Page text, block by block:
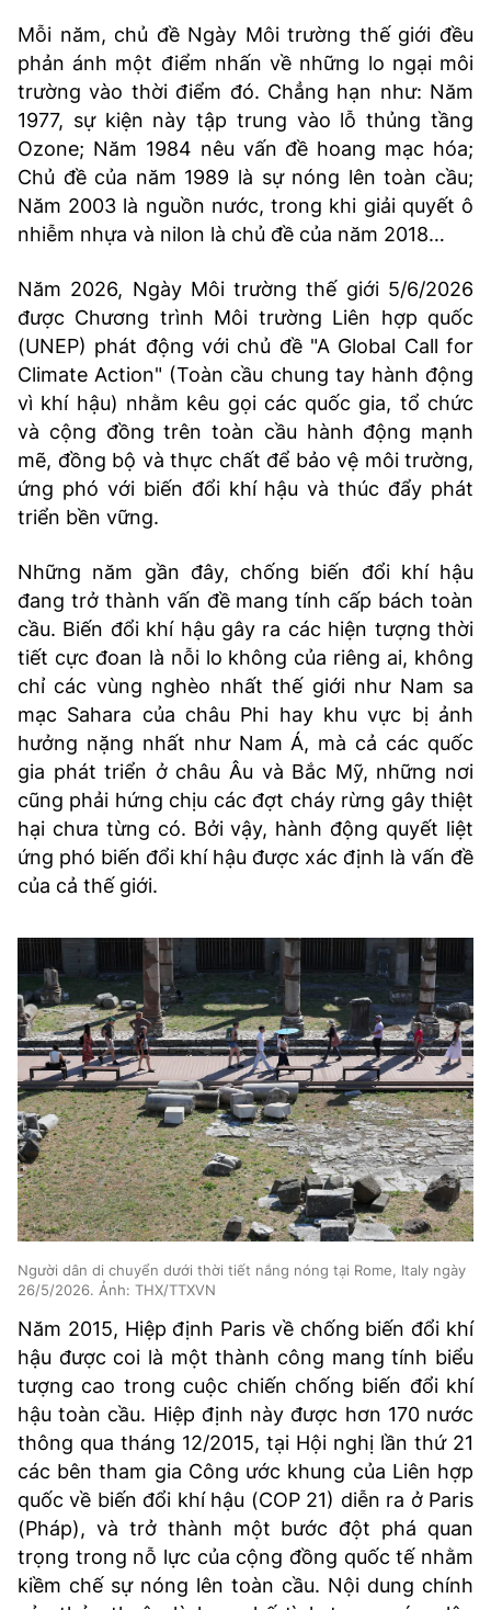
Mỗi năm, chủ đề Ngày Môi trường thế giới đều
phản ánh một điểm nhấn về những lo ngại môi
trường vào thời điểm đó. Chẳng hạn như: Năm
1977, sự kiện này tập trung vào lỗ thủng tầng
Ozone; Năm 1984 nêu vấn đề hoang mạc hóa;
Chủ đề của năm 1989 là sự nóng lên toàn cầu;
Năm 2003 là nguồn nước, trong khi giải quyết ô
nhiễm nhựa và nilon là chủ đề của năm 2018…
Năm 2026, Ngày Môi trường thế giới 5/6/2026
được Chương trình Môi trường Liên hợp quốc
(UNEP) phát động với chủ đề "A Global Call for
Climate Action" (Toàn cầu chung tay hành động
vì khí hậu) nhằm kêu gọi các quốc gia, tổ chức
và cộng đồng trên toàn cầu hành động mạnh
mẽ, đồng bộ và thực chất để bảo vệ môi trường,
ứng phó với biến đổi khí hậu và thúc đẩy phát
triển bền vững.
Những năm gần đây, chống biến đổi khí hậu
đang trở thành vấn đề mang tính cấp bách toàn
cầu. Biến đổi khí hậu gây ra các hiện tượng thời
tiết cực đoan là nỗi lo không của riêng ai, không
chỉ các vùng nghèo nhất thế giới như Nam sa
mạc Sahara của châu Phi hay khu vực bị ảnh
hưởng nặng nhất như Nam Á, mà cả các quốc
gia phát triển ở châu Âu và Bắc Mỹ, những nơi
cũng phải hứng chịu các đợt cháy rừng gây thiệt
hại chưa từng có. Bởi vậy, hành động quyết liệt
ứng phó biến đổi khí hậu được xác định là vấn đề
của cả thế giới.
Người dân di chuyển dưới thời tiết nắng nóng tại Rome, Italy ngày
26/5/2026. Ảnh: THX/TTXVN
Năm 2015, Hiệp định Paris về chống biến đổi khí
hậu được coi là một thành công mang tính biểu
tượng cao trong cuộc chiến chống biến đổi khí
hậu toàn cầu. Hiệp định này được hơn 170 nước
thông qua tháng 12/2015, tại Hội nghị lần thứ 21
các bên tham gia Công ước khung của Liên hợp
quốc về biến đổi khí hậu (COP 21) diễn ra ở Paris
(Pháp), và trở thành một bước đột phá quan
trọng trong nỗ lực của cộng đồng quốc tế nhằm
kiềm chế sự nóng lên toàn cầu. Nội dung chính